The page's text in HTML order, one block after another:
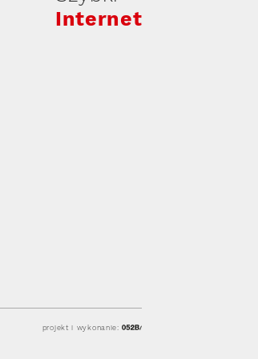
Internet
projekt i wykonanie: